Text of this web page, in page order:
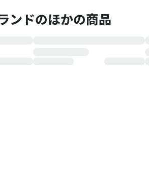
ンドのほかの商品